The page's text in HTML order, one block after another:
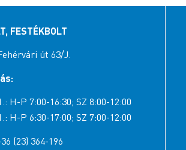
FESTÉKBOLT
út 63/J.
H-P 7:00-16:30; SZ 8:00-12:00
H-P 6:30-17:00; SZ 7:00-12:00
(23) 364-196